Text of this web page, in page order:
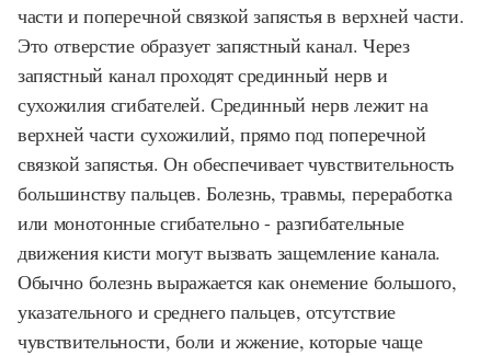
части и поперечной связкой запястья в верхней части.
Это отверстие образует запястный канал. Через
запястный канал проходят срединный нерв и
сухожилия сгибателей. Срединный нерв лежит на
верхней части сухожилий, прямо под поперечной
связкой запястья. Он обеспечивает чувствительность
большинству пальцев. Болезнь, травмы, переработка
или монотонные сгибательно - разгибательные
движения кисти могут вызвать защемление канала.
Обычно болезнь выражается как онемение большого,
указательного и среднего пальцев, отсутствие
чувствительности, боли и жжение, которые чаще